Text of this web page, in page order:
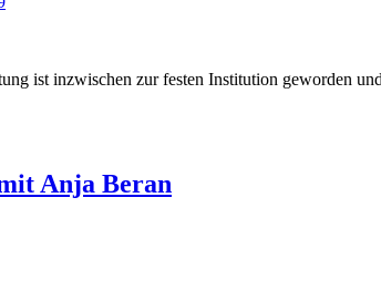
ist inzwischen zur festen Institution geworden
Anja Beran